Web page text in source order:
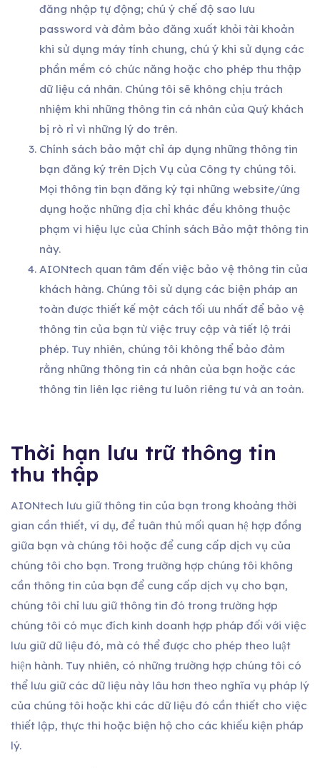
đăng nhập tự động; chú ý chế độ sao lưu
password và đảm bảo đăng xuất khỏi tài khoản
khi sử dụng máy tính chung, chú ý khi sử dụng các
phần mềm có chức năng hoặc cho phép thu thập
dữ liệu cá nhân. Chúng tôi sẽ không chịu trách
nhiệm khi những thông tin cá nhân của Quý khách
bị rò rỉ vì những lý do trên.
Chính sách bảo mật chỉ áp dụng những thông tin
bạn đăng ký trên Dịch Vụ của Công ty chúng tôi.
Mọi thông tin bạn đăng ký tại những website/ứng
dụng hoặc những địa chỉ khác đều không thuộc
phạm vi hiệu lực của Chính sách Bảo mật thông tin
này.
AIONtech quan tâm đến việc bảo vệ thông tin của
khách hàng. Chúng tôi sử dụng các biện pháp an
toàn được thiết kế một cách tối ưu nhất để bảo vệ
thông tin của bạn từ việc truy cập và tiết lộ trái
phép. Tuy nhiên, chúng tôi không thể bảo đảm
rằng những thông tin cá nhân của bạn hoặc các
thông tin liên lạc riêng tư luôn riêng tư và an toàn.
Thời hạn lưu trữ thông tin
thu thập
AIONtech lưu giữ thông tin của bạn trong khoảng thời
gian cần thiết, ví dụ, để tuân thủ mối quan hệ hợp đồng
giữa bạn và chúng tôi hoặc để cung cấp dịch vụ của
chúng tôi cho bạn. Trong trường hợp chúng tôi không
cần thông tin của bạn để cung cấp dịch vụ cho bạn,
chúng tôi chỉ lưu giữ thông tin đó trong trường hợp
chúng tôi có mục đích kinh doanh hợp pháp đối với việc
lưu giữ dữ liệu đó, mà có thể được cho phép theo luật
hiện hành. Tuy nhiên, có những trường hợp chúng tôi có
thể lưu giữ các dữ liệu này lâu hơn theo nghĩa vụ pháp lý
của chúng tôi hoặc khi các dữ liệu đó cần thiết cho việc
thiết lập, thực thi hoặc biện hộ cho các khiếu kiện pháp
lý.